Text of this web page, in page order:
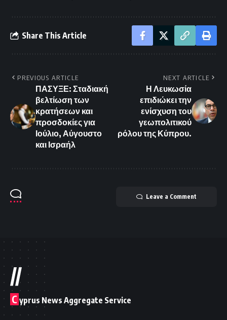
Share This Article
PREVIOUS ARTICLE
ΠΑΣΥΞΕ: Σταδιακή
βελτίωση των
κρατήσεων και
προσδοκίες για
Ιούλιο, Αύγουστο
και Ισραήλ
NEXT ARTICLE
Η Λευκωσία
επιδιώκει την
ενίσχυση του
γεωπολιτικού
ρόλου της Κύπρου.
Leave a Comment
//
C yprus News Aggregate Service